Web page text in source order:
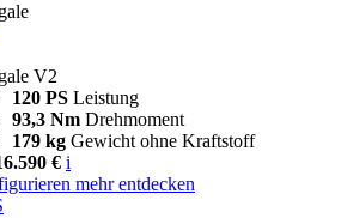
V2
120 PS Leistung
93,3 Nm Drehmoment
179 kg Gewicht ohne Kraftstoff
€ i
mehr entdecken